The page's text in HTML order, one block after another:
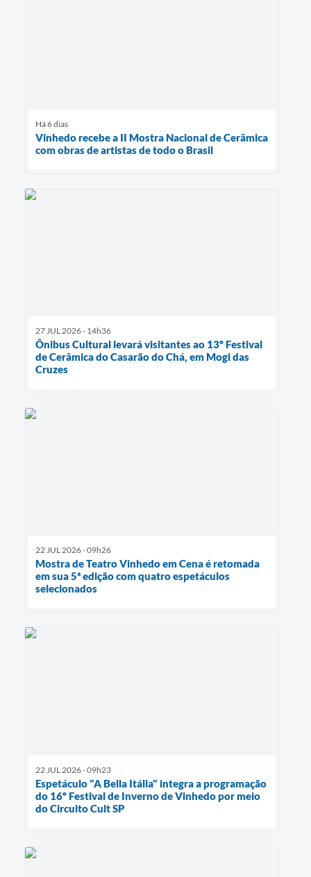
Há 6 dias
Vinhedo recebe a II Mostra Nacional de Cerâmica
com obras de artistas de todo o Brasil
27 JUL 2026 - 14h36
Ônibus Cultural levará visitantes ao 13º Festival
de Cerâmica do Casarão do Chá, em Mogi das
Cruzes
22 JUL 2026 - 09h26
Mostra de Teatro Vinhedo em Cena é retomada
em sua 5ª edição com quatro espetáculos
selecionados
22 JUL 2026 - 09h23
Espetáculo "A Bella Itália" integra a programação
do 16º Festival de Inverno de Vinhedo por meio
do Circuito Cult SP